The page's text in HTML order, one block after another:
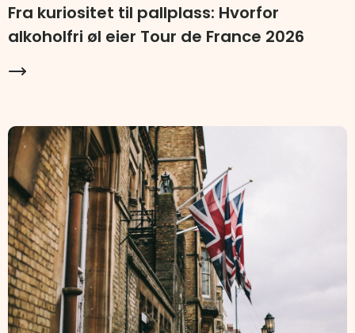
Fra kuriositet til pallplass: Hvorfor
alkoholfri øl eier Tour de France 2026